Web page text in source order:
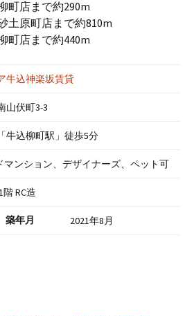
町店まで約290m
土原町店まで約810m
町店まで約440m
牛込神楽坂賃貸
山伏町3-3
牛込柳町駅」徒歩5分
マンション、デザイナーズ、ペット可
RC造
築年月 2021年8月